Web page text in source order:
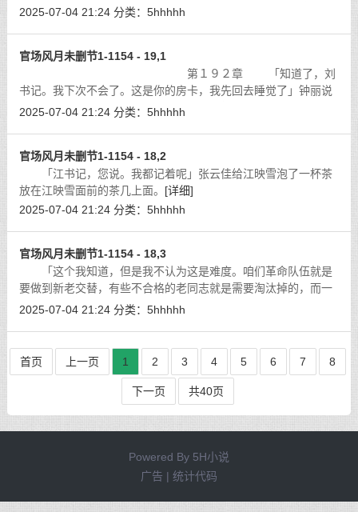
层的干部手上没有多权，他们能动的心思就是那么点钱。这种事
2025-07-04 21:24 分类： 5hhhhh
官场风月未删节1-1154 - 19,1
第１９２章 「知道了，刘
书记。我下次不会了。这是你的房卡，我先回去睡觉了」钟丽说
着走到刘明强身前，把房卡递给刘明强。然后低着头害羞地走了
2025-07-04 21:24 分类： 5hhhhh
官场风月未删节1-1154 - 18,2
「江书记，您说。我都记着呢」张云佳给江映雪泡了一杯茶
放在江映雪面前的茶几上面。 [详细]
2025-07-04 21:24 分类： 5hhhhh
官场风月未删节1-1154 - 18,3
「这个我知道，但是我不认为这是难度。咱们革命队伍就是
要做到新老交替，有些不合格的老同志就是需要淘汰掉的，而一
些新同志我们也要大胆的提拔。你觉得是不是这样子的？」
2025-07-04 21:24 分类： 5hhhhh
首页 上一页 1 2 3 4 5 6 7 8
下一页 共40页
Powered By 5H小说
广告 | 统计代码